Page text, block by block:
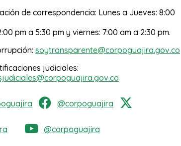
de correspondencia: Lunes a Jueves: 8:00
pm a 5:30 pm y viernes: 7:00 am a 2:30 pm.
soytransparente@corpoguajira.gov.co
judiciales:
@corpoguajira
@corpoguajira